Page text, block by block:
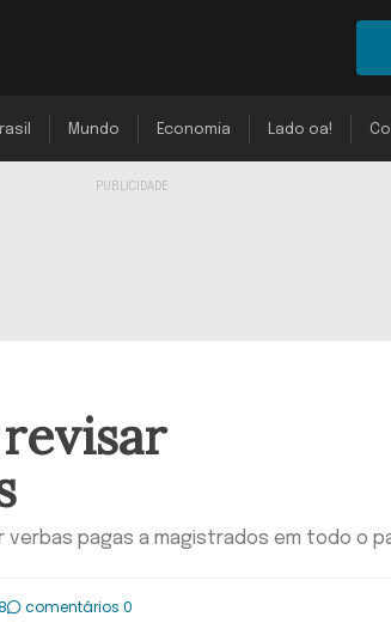
Mundo Economia Lado oa!
verbas pagas a magistrados em todo o
comentários 0